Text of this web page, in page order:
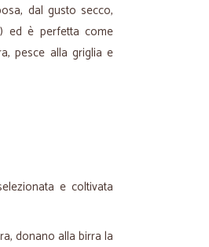
dal gusto secco,
ed è perfetta come
pesce alla griglia e
e coltivata
donano alla birra la